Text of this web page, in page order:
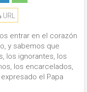
URL
entrar en el corazón
y sabemos que
los ignorantes, los
los encarcelados,
el Papa